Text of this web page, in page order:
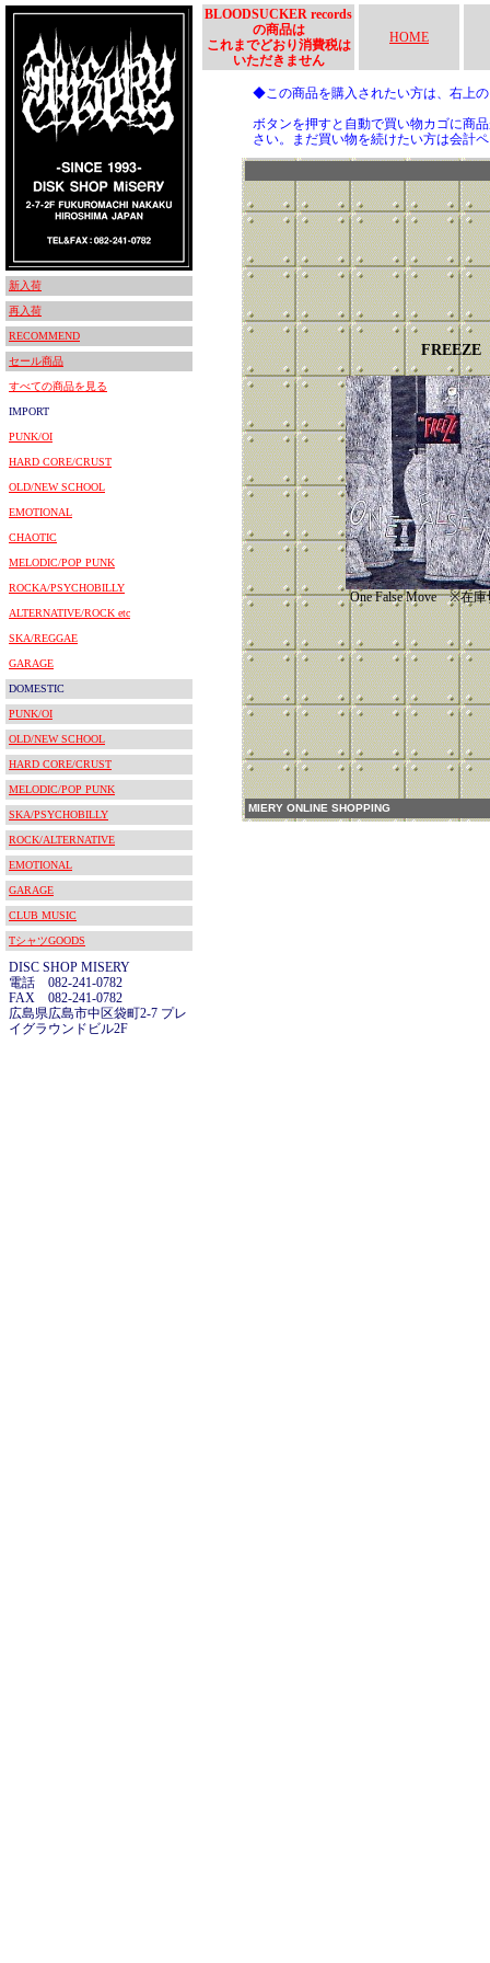
新入荷
再入荷
RECOMMEND
セール商品
すべての商品を見る
IMPORT
PUNK/OI
HARD CORE/CRUST
OLD/NEW SCHOOL
EMOTIONAL
CHAOTIC
MELODIC/POP PUNK
ROCKA/PSYCHOBILLY
ALTERNATIVE/ROCK etc
SKA/REGGAE
GARAGE
DOMESTIC
PUNK/OI
OLD/NEW SCHOOL
HARD CORE/CRUST
MELODIC/POP PUNK
SKA/PSYCHOBILLY
ROCK/ALTERNATIVE
EMOTIONAL
GARAGE
CLUB MUSIC
TシャツGOODS
DISC SHOP MISERY
電話 082-241-0782
FAX 082-241-0782
広島県広島市中区袋町2-7 プレ
イグラウンドビル2F
BLOODSUCKER records
の商品は
これまでどおり消費税は
いただきません
HOME
◆この商品を購入されたい方は、右上
ボタンを押すと自動で買い物カゴに商
さい。まだ買い物を続けたい方は会計
FREEZE
One False Move ※在
MIERY ONLINE SHOPPING